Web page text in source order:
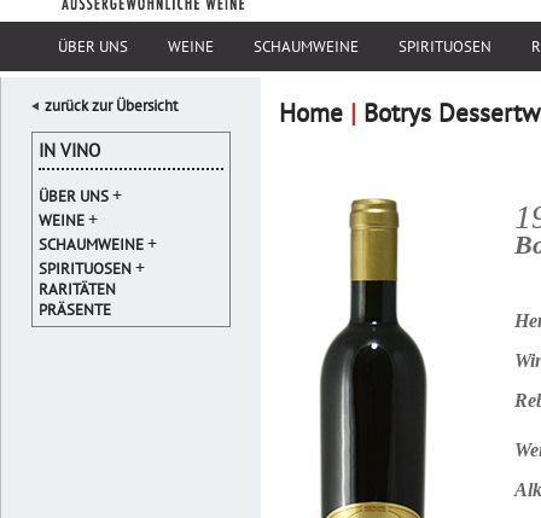
ÜBER UNS WEINE SCHAUMWEINE SPIRITUOSEN
Home | Botrys
zurück zur Übersicht
IN VINO
ÜBER UNS+
WEINE+
SCHAUMWEINE+
SPIRITUOSEN+
RARITÄTEN
PRÄSENTE